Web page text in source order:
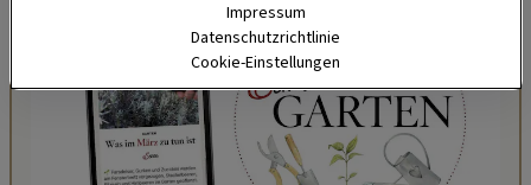
Impressum
Datenschutzrichtlinie
Cookie-Einstellungen